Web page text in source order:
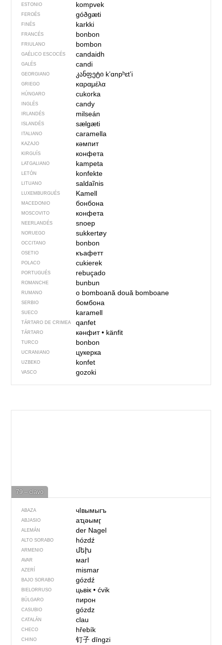
ESTONIO kompvek
FEROÉS góðgæti
FINÉS karkki
FRANCÉS bonbon
FRIULANO bombon
GAÉLICO ESCOCÉS candaidh
GALÉS candi
GEORGIANO კანფეტი kʼɑnpʰɛtʼi
GRIEGO καραμέλα
HÚNGARO cukorka
INGLÉS candy
IRLANDÉS milseán
ISLANDÉS sælgæti
ITALIANO caramella
KAZAJO кәмпит
KIRGUÍS конфета
LATGALIANO kampeta
LETÓN konfekte
LITUANO saldaĩnis
LUXEMBURGUÉS Kamell
MACEDONIO бонбона
MOSCOVITO конфета
NEERLANDÉS snoep
NORUEGO sukkertøy
OCCITANO bonbon
OSETIO къафетт
POLACO cukierek
PORTUGUÉS rebuçado
ROMANCHE bunbun
RUMANO o bomboanădouă bomboane
SERBIO бомбона
SUECO karamell
TÁRTARO DE CRIMEA qanfet
TÁRTARO кәнфит• känfit
TURCO bonbon
UCRANIANO цукерка
UZBEKO konfet
VASCO gozoki
79 – clavo
ABAZA чIвымыгъ
ABJASIO аҵәымӷ
ALEMÁN der Nagel
ALTO SORABO hózdź
ARMENIO մեխ
AVAR магI
AZERÍ mismar
BAJO SORABO gózdź
BIELORRUSO цьвік• ćvik
BÚLGARO пирон
CASUBIO gózdz
CATALÁN clau
CHECO hřebík
CHINO 钉子dīngzi